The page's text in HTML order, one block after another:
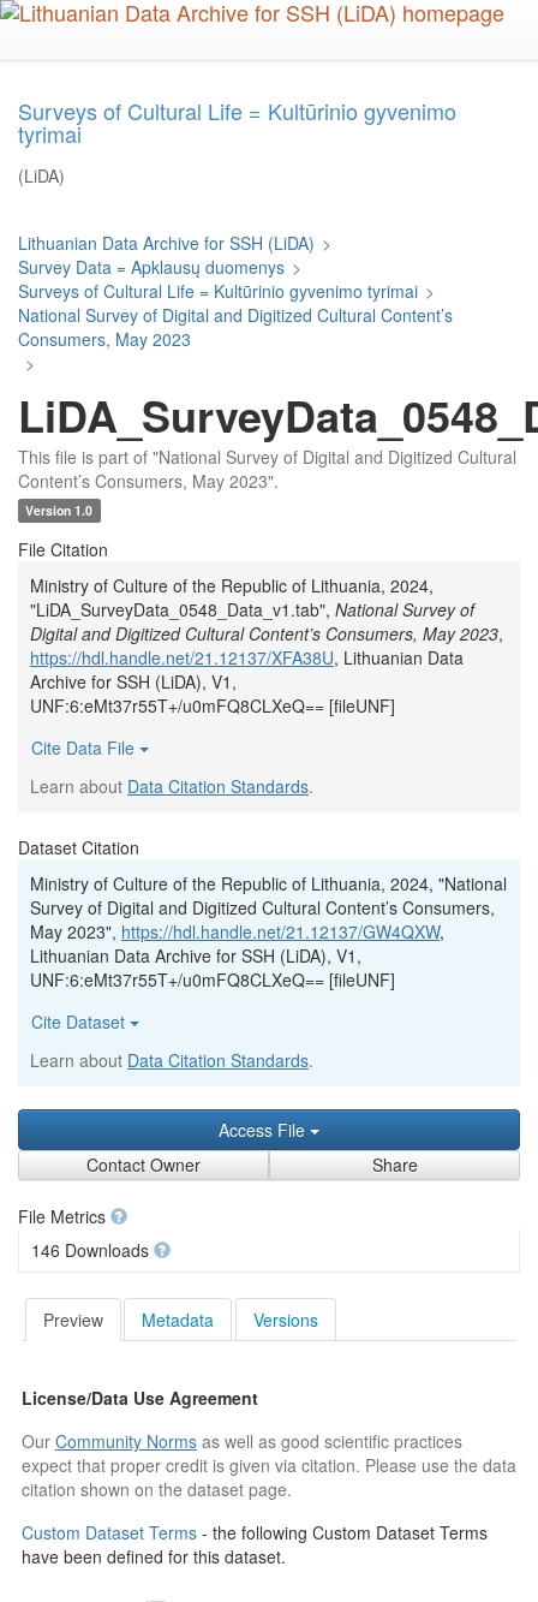
Skip
Surveys of Cultural Life = Kultūrinio gyvenimo
tyrimai
(LiDA)
Lithuanian Data Archive for SSH (LiDA) >
Survey Data = Apklausų duomenys >
Surveys of Cultural Life = Kultūrinio gyvenimo tyrimai >
National Survey of Digital and Digitized Cultural Content’s
Consumers, May 2023
>
This file is part of "National Survey of Digital and Digitized Cultural
Content’s Consumers, May 2023".
Version 1.0
File Citation
Ministry of Culture of the Republic of Lithuania, 2024,
"LiDA_SurveyData_0548_Data_v1.tab", National Survey of
Digital and Digitized Cultural Content’s Consumers, May 2023,
https://hdl.handle.net/21.12137/XFA38U, Lithuanian Data
Archive for SSH (LiDA), V1,
UNF:6:eMt37r55T+/u0mFQ8CLXeQ== [fileUNF]
Cite Data File
Learn about Data Citation Standards.
Dataset Citation
Ministry of Culture of the Republic of Lithuania, 2024, "National
Survey of Digital and Digitized Cultural Content’s Consumers,
May 2023", https://hdl.handle.net/21.12137/GW4QXW,
Lithuanian Data Archive for SSH (LiDA), V1,
UNF:6:eMt37r55T+/u0mFQ8CLXeQ== [fileUNF]
Cite Dataset
Learn about Data Citation Standards.
Access File
Contact Owner
Share
File Metrics
146 Downloads
Preview Metadata Versions
License/Data Use Agreement
Our Community Normsas well as good scientific practices
expect that proper credit is given via citation. Please use the data
citation shown on the dataset page.
Custom Dataset Terms - the following Custom Dataset Terms
have been defined for this dataset.